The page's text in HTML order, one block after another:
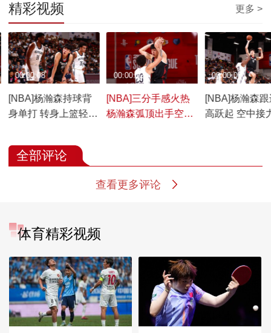
精彩视频 更多 >
[NBA]杨瀚森持球背
身单打 转身上篮轻松
00:00:08
[NBA]三分手感火热
杨瀚森弧顶出手空心
00:00:12
[NBA]杨瀚森跟
高跃起 空中接
00:00:06
全部评论
查看更多评论
体育精彩视频